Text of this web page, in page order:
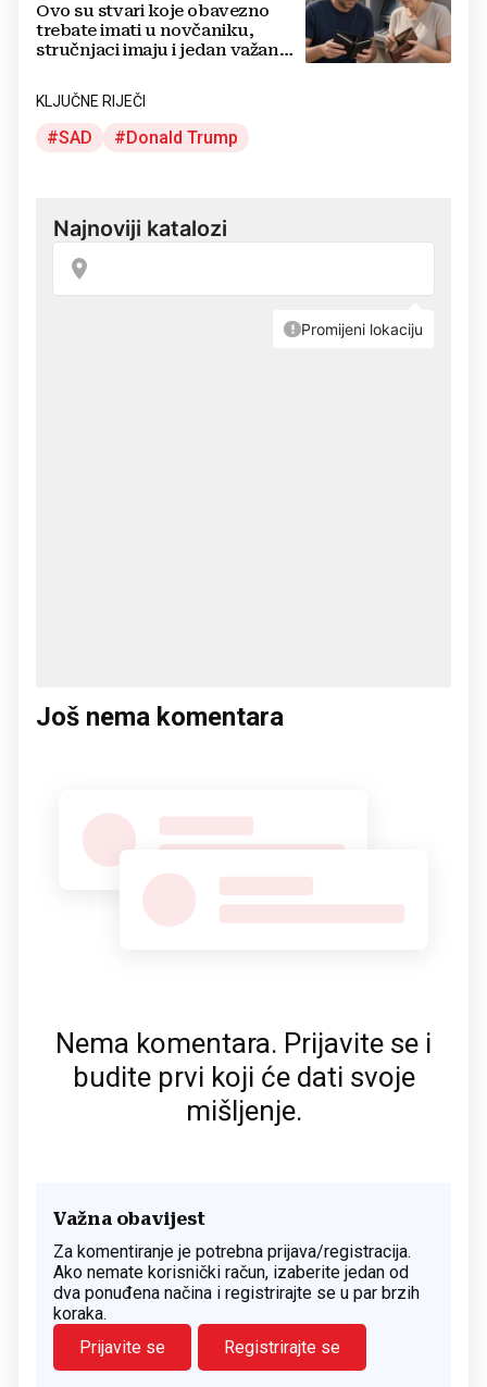
Ovo su stvari koje obavezno
trebate imati u novčaniku,
stručnjaci imaju i jedan važan
KLJUČNE RIJEČI
SAD Donald Trump
Još nema komentara
Nema komentara. Prijavite se i
budite prvi koji će dati svoje
mišljenje.
Važna obavijest
Za komentiranje je potrebna prijava/registracija.
Ako nemate korisnički račun, izaberite jedan od
dva ponuđena načina i registrirajte se u par brzih
koraka.
Prijavite se
Registrirajte se